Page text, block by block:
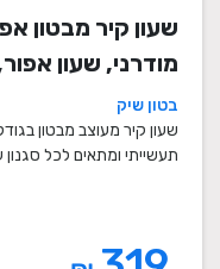
מודרני, שעון
מעוצב, שעון
שעון קיר
בטון שיק
שעון קיר מעוצב מבטון
תעשייתי ומתאים לכל סגנון